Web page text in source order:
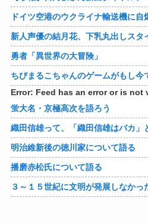
新人声優の結月花、下乳丸出しスタ
勇者「異世界の大冒険」
ちびまるこちゃんのゲームがもし今
Error: Feed has an error or is not
蛍大名・京極高次を語ろう
明治維新後の徳川家について語る
播磨赤松氏について語る
３～１５世紀に文明が発展しなかっ